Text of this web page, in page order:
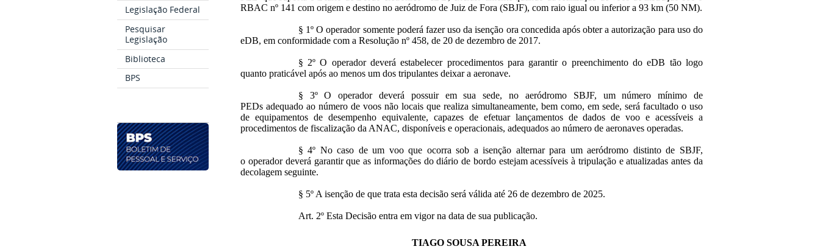
Legislação Federal
Pesquisar
Legislação
Biblioteca
BPS
RBAC nº 141 com origem e destino no aeródromo de Juiz de Fora (SBJF), com raio igual ou inferior a 93 km (50 NM).
§ 1º O operador somente poderá fazer uso da isenção ora concedida após obter a autorização para uso do
eDB, em conformidade com a Resolução nº 458, de 20 de dezembro de 2017.
§ 2º O operador deverá estabelecer procedimentos para garantir o preenchimento do eDB tão logo
quanto praticável após ao menos um dos tripulantes deixar a aeronave.
§ 3º O operador deverá possuir em sua sede, no aeródromo SBJF, um número mínimo de
PEDs adequado ao número de voos não locais que realiza simultaneamente, bem como, em sede, será facultado o uso
de equipamentos de desempenho equivalente, capazes de efetuar lançamentos de dados de voo e acessíveis a
procedimentos de fiscalização da ANAC, disponíveis e operacionais, adequados ao número de aeronaves operadas.
§ 4º No caso de um voo que ocorra sob a isenção alternar para um aeródromo distinto de SBJF,
o operador deverá garantir que as informações do diário de bordo estejam acessíveis à tripulação e atualizadas antes da
decolagem seguinte.
§ 5º A isenção de que trata esta decisão será válida até 26 de dezembro de 2025.
Art. 2º Esta Decisão entra em vigor na data de sua publicação.
TIAGO SOUSA PEREIRA